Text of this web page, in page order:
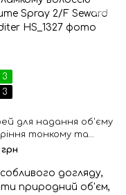
3
3
для надання об'єму
тонкому та
волоссю Volume
догляду,
природний об'єм,